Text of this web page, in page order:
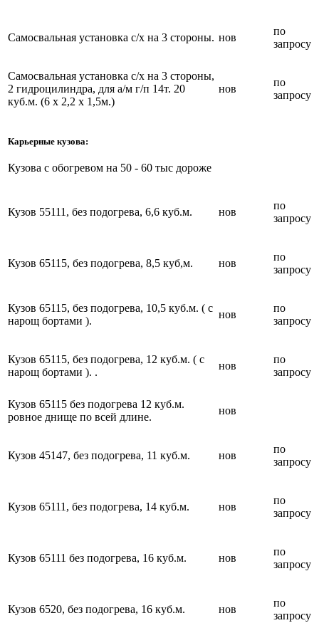
Самосвальная установка с/х на 3 стороны. нов
по
запросу
Самосвальная установка с/х на 3 стороны,
2 гидроцилиндра, для а/м г/п 14т. 20
куб.м. (6 х 2,2 х 1,5м.)
нов
по
запросу
Карьерные кузова:
Кузова с обогревом на 50 - 60 тыс дороже
Кузов 55111, без подогрева, 6,6 куб.м. нов
по
запросу
Кузов 65115, без подогрева, 8,5 куб,м. нов
по
запросу
Кузов 65115, без подогрева, 10,5 куб.м. ( с
нарощ бортами ).
нов
по
запросу
Кузов 65115, без подогрева, 12 куб.м. ( с
нарощ бортами ). .
нов
по
запросу
Кузов 65115 без подогрева 12 куб.м.
ровное днище по всей длине.
нов
Кузов 45147, без подогрева, 11 куб.м. нов
по
запросу
Кузов 65111, без подогрева, 14 куб.м. нов
по
запросу
Кузов 65111 без подогрева, 16 куб.м. нов
по
запросу
Кузов 6520, без подогрева, 16 куб.м. нов
по
запросу